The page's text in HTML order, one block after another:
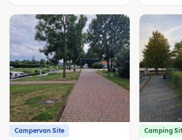
Campervan Site Camping